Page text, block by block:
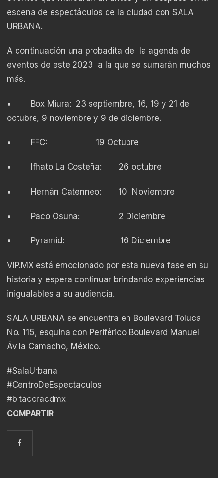
escena de espectáculos de la ciudad con SALA
URBANA.
A continuación una probadita de la agenda de
eventos de este 2023 a la que se sumarán muchos
más.
• Box Miura: 23 septiembre, 16, 19 y 21 de
octubre, 9 noviembre y 9 de diciembre.
• FFC: 19 Octubre
• Ifhato La Costeña: 26 octubre
• Hernán Catenneo: 10 Noviembre
• Paco Osuna: 2 Diciembre
• Pyramid: 16 Diciembre
VIP.MX está emocionado por esta nueva fase en su
historia y espera continuar brindando experiencias
inigualables a su audiencia.
SALA URBANA se encuentra en Boulevard Toluca
No. 115, esquina con Periférico Boulevard Manuel
Ávila Camacho, México.
#SalaUrbana
#CentroDeEspectaculos
#bitacoracdmx
COMPARTIR